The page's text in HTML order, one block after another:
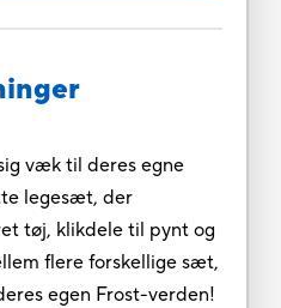
væk til deres egne
legesæt, der
tøj, klikdele til pynt og
flere forskellige sæt,
egen Frost-verden!